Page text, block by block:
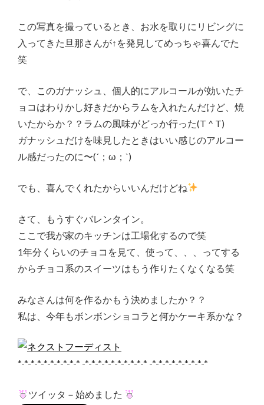
この写真を撮っているとき、お水を取りにリビングに
入ってきた旦那さんが↑を発見してめっちゃ喜んでた
笑
で、このガナッシュ、個人的にアルコールが効いたチ
ョコはわりかし好きだからラムを入れたんだけど、焼
いたからか？？ラムの風味がどっか行った(T ^ T)
ガナッシュだけを味見したときはいい感じのアルコー
ル感だったのに〜(´；ω；`)
でも、喜んでくれたからいいんだけどね
さて、もうすぐバレンタイン。
ここで我が家のキッチンは工場化するので笑
1年分くらいのチョコを見て、使って、、、ってする
からチョコ系のスイーツはもう作りたくなくなる笑
みなさんは何を作るかもう決めましたか？？
私は、今年もボンボンショコラと何かケーキ系かな？
*-*-*-*-*-*-*-*-*-* -*-*-*-*-*-*-*-*-*-* -*-*-*-*-*-*-*-*-*
ツイッタ－始めました